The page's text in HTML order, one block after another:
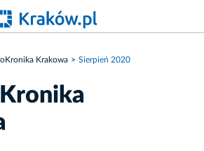
Krakowa Sierpień 2020